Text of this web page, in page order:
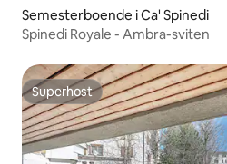
Semesterboende i Ca' Spinedi
Spinedi Royale - Ambra-sviten
Superhost
Superhost